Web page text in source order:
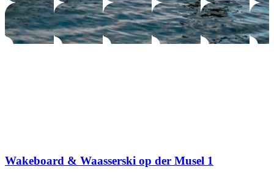
Wakeboard & Waasserski op der Musel 1